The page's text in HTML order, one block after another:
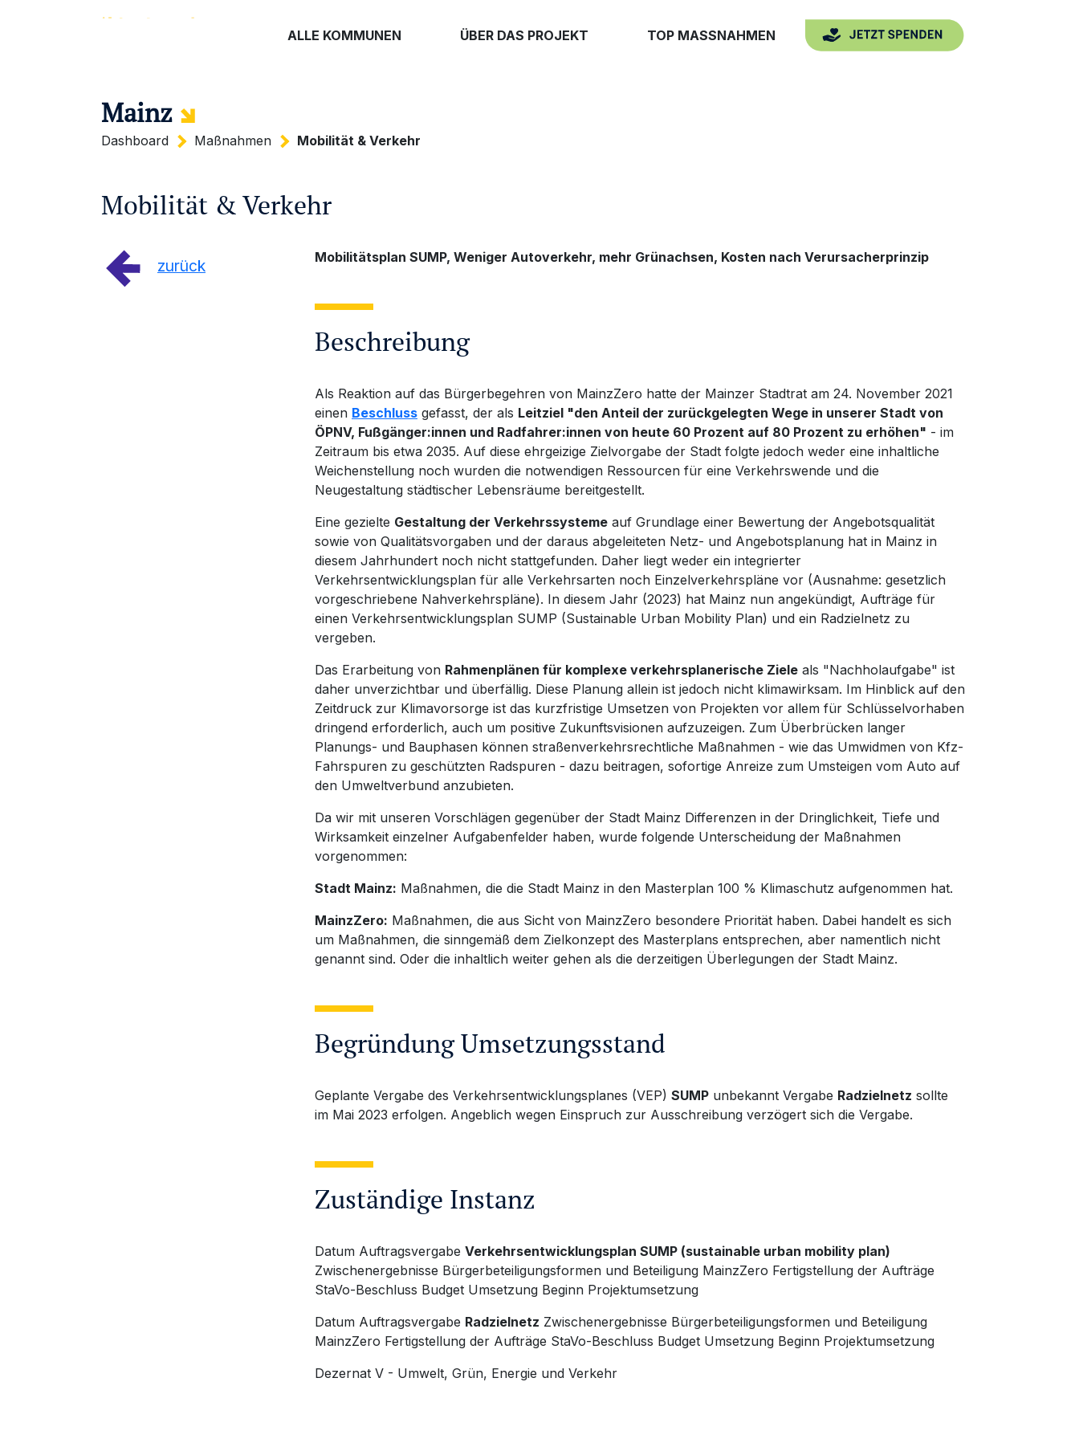
ALLE KOMMUNEN ÜBER DAS PROJEKT TOP MASSNAHMEN
Mainz
Dashboard Maßnahmen Mobilität & Verkehr
Mobilität & Verkehr
zurück Mobilitätsplan SUMP, Weniger Autoverkehr, mehr Grünachsen, Kosten nach Verursacherprinzip
Beschreibung
Als Reaktion auf das Bürgerbegehren von MainzZero hatte der Mainzer Stadtrat am 24. November 2021
einen Beschluss gefasst, der als Leitziel "den Anteil der zurückgelegten Wege in unserer Stadt von
ÖPNV, Fußgänger:innen und Radfahrer:innen von heute 60 Prozent auf 80 Prozent zu erhöhen" - im
Zeitraum bis etwa 2035. Auf diese ehrgeizige Zielvorgabe der Stadt folgte jedoch weder eine inhaltliche
Weichenstellung noch wurden die notwendigen Ressourcen für eine Verkehrswende und die
Neugestaltung städtischer Lebensräume bereitgestellt.
Eine gezielte Gestaltung der Verkehrssysteme auf Grundlage einer Bewertung der Angebotsqualität
sowie von Qualitätsvorgaben und der daraus abgeleiteten Netz- und Angebotsplanung hat in Mainz in
diesem Jahrhundert noch nicht stattgefunden. Daher liegt weder ein integrierter
Verkehrsentwicklungsplan für alle Verkehrsarten noch Einzelverkehrspläne vor (Ausnahme: gesetzlich
vorgeschriebene Nahverkehrspläne). In diesem Jahr (2023) hat Mainz nun angekündigt, Aufträge für
einen Verkehrsentwicklungsplan SUMP (Sustainable Urban Mobility Plan) und ein Radzielnetz zu
vergeben.
Das Erarbeitung von Rahmenplänen für komplexe verkehrsplanerische Ziele als "Nachholaufgabe" ist
daher unverzichtbar und überfällig. Diese Planung allein ist jedoch nicht klimawirksam. Im Hinblick auf den
Zeitdruck zur Klimavorsorge ist das kurzfristige Umsetzen von Projekten vor allem für Schlüsselvorhaben
dringend erforderlich, auch um positive Zukunftsvisionen aufzuzeigen. Zum Überbrücken langer
Planungs- und Bauphasen können straßenverkehrsrechtliche Maßnahmen - wie das Umwidmen von Kfz-
Fahrspuren zu geschützten Radspuren - dazu beitragen, sofortige Anreize zum Umsteigen vom Auto auf
den Umweltverbund anzubieten.
Da wir mit unseren Vorschlägen gegenüber der Stadt Mainz Differenzen in der Dringlichkeit, Tiefe und
Wirksamkeit einzelner Aufgabenfelder haben, wurde folgende Unterscheidung der Maßnahmen
vorgenommen:
Stadt Mainz: Maßnahmen, die die Stadt Mainz in den Masterplan 100 % Klimaschutz aufgenommen hat.
MainzZero: Maßnahmen, die aus Sicht von MainzZero besondere Priorität haben. Dabei handelt es sich
um Maßnahmen, die sinngemäß dem Zielkonzept des Masterplans entsprechen, aber namentlich nicht
genannt sind. Oder die inhaltlich weiter gehen als die derzeitigen Überlegungen der Stadt Mainz.
Begründung Umsetzungsstand
Geplante Vergabe des Verkehrsentwicklungsplanes (VEP) SUMP unbekannt Vergabe Radzielnetz sollte
im Mai 2023 erfolgen. Angeblich wegen Einspruch zur Ausschreibung verzögert sich die Vergabe.
Zuständige Instanz
Datum Auftragsvergabe Verkehrsentwicklungsplan SUMP (sustainable urban mobility plan)
Zwischenergebnisse Bürgerbeteiligungsformen und Beteiligung MainzZero Fertigstellung der Aufträge
StaVo-Beschluss Budget Umsetzung Beginn Projektumsetzung
Datum Auftragsvergabe Radzielnetz Zwischenergebnisse Bürgerbeteiligungsformen und Beteiligung
MainzZero Fertigstellung der Aufträge StaVo-Beschluss Budget Umsetzung Beginn Projektumsetzung
Dezernat V - Umwelt, Grün, Energie und Verkehr